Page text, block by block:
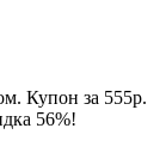
Купон за 555р.
56%!